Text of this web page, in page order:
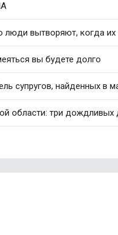
вытворяют, когда их
вы будете долго
супругов, найденных в
области: три дождливых